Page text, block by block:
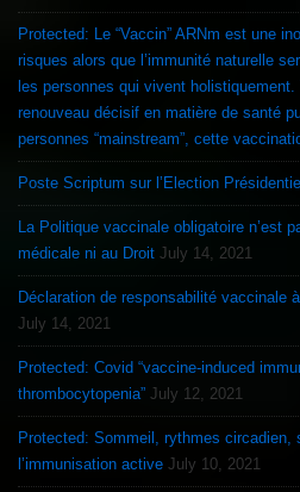
Protected: Le “Vaccin” ARNm est une
risques alors que l’immunité naturelle
les personnes qui vivent
renouveau décisif en matière de santé publique, pour la
personnes “mainstream”, cette
Poste Scriptum sur l’Election
La Politique vaccinale obligatoire n’est
médicale ni au Droit July 14, 2021
Déclaration de responsabilité vaccinale
July 14, 2021
Protected: Covid “vaccine-induced
thrombocytopenia” July 12, 2021
Protected: Sommeil, rythmes circadien,
l’immunisation active July 10, 2021